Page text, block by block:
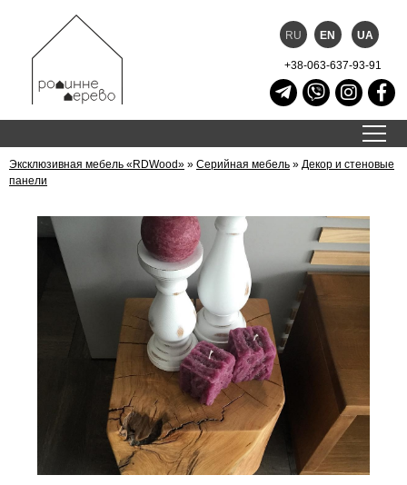
RU EN UA
+38-063-637-93-91
Эксклюзивная мебель «RDWood» » Серийная мебель » Декор и стеновые
панели